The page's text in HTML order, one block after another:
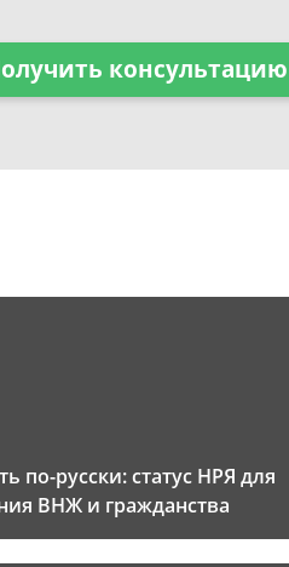
консультацию
по-русски: статус НРЯ для
ВНЖ и гражданства